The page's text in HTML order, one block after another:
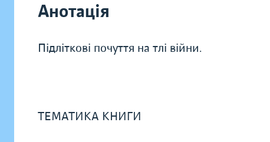
Анотація
Підліткові почуття на тлі війни.
ТЕМАТИКА КНИГИ